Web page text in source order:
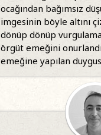
ocağından bağımsız
imgesinin böyle altını
dönüp dönüp
örgüt emeğini
emeğine yapılan